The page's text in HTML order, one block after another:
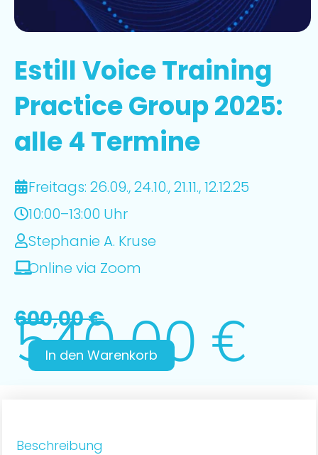
Estill Voice Training
Practice Group 2025:
alle 4 Termine
Freitags: 26.09., 24.10., 21.11., 12.12.25
10:00–13:00 Uhr
Stephanie A. Kruse
Online via Zoom
600,00€
540,00 €
In den Warenkorb
Beschreibung